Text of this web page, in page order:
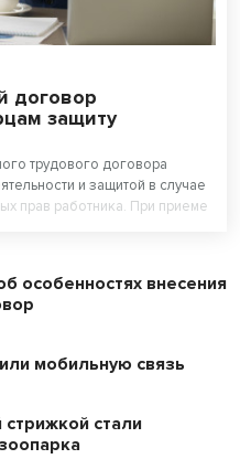
договор
защиту
трудового договора
и защитой в случае
прав работника. При приеме
Государственной инспекции
особенностях внесения
мобильную связь
стали